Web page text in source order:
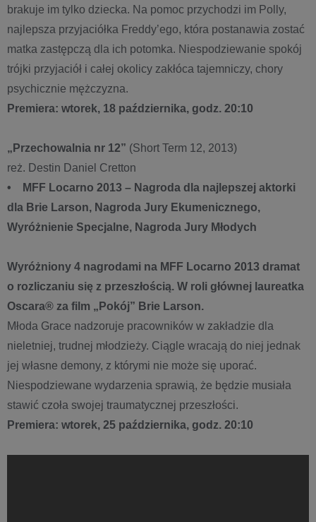
brakuje im tylko dziecka. Na pomoc przychodzi im Polly,
najlepsza przyjaciółka Freddy’ego, która postanawia zostać
matka zastępczą dla ich potomka. Niespodziewanie spokój
trójki przyjaciół i całej okolicy zakłóca tajemniczy, chory
psychicznie mężczyzna.
Premiera: wtorek, 18 października, godz. 20:10
„Przechowalnia nr 12” (Short Term 12, 2013)
reż. Destin Daniel Cretton
• MFF Locarno 2013 – Nagroda dla najlepszej aktorki
dla Brie Larson, Nagroda Jury Ekumenicznego,
Wyróżnienie Specjalne, Nagroda Jury Młodych
Wyróżniony 4 nagrodami na MFF Locarno 2013 dramat
o rozliczaniu się z przeszłością. W roli głównej laureatka
Oscara® za film „Pokój” Brie Larson.
Młoda Grace nadzoruje pracowników w zakładzie dla
nieletniej, trudnej młodzieży. Ciągle wracają do niej jednak
jej własne demony, z którymi nie może się uporać.
Niespodziewane wydarzenia sprawią, że będzie musiała
stawić czoła swojej traumatycznej przeszłości.
Premiera: wtorek, 25 października, godz. 20:10